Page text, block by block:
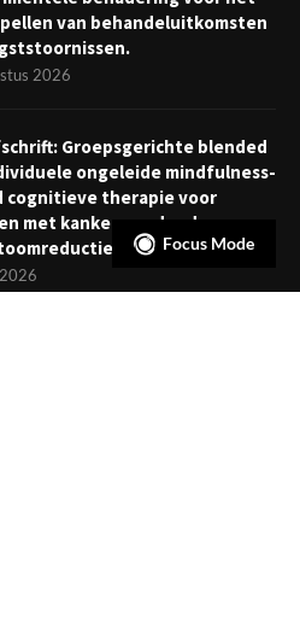
van behandeluitkomsten
2026
Groepsgerichte blended
ongeleide mindfulness-
cognitieve therapie voor
met kanker: verder dan
Focus Mode